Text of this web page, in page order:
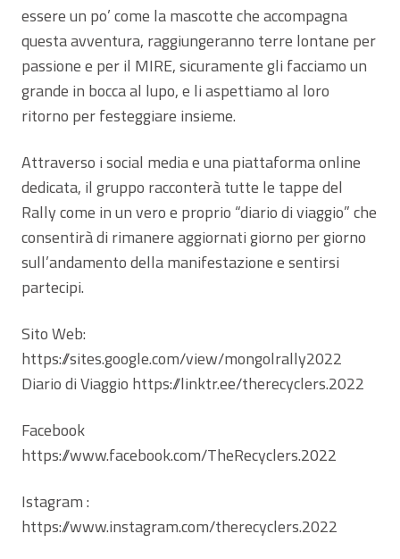
essere un po’ come la mascotte che accompagna
questa avventura, raggiungeranno terre lontane per
passione e per il MIRE, sicuramente gli facciamo un
grande in bocca al lupo, e li aspettiamo al loro
ritorno per festeggiare insieme.
Attraverso i social media e una piattaforma online
dedicata, il gruppo racconterà tutte le tappe del
Rally come in un vero e proprio “diario di viaggio” che
consentirà di rimanere aggiornati giorno per giorno
sull’andamento della manifestazione e sentirsi
partecipi.
Sito Web:
https://sites.google.com/view/mongolrally2022
Diario di Viaggio https://linktr.ee/therecyclers.2022
Facebook
https://www.facebook.com/TheRecyclers.2022
Istagram :
https://www.instagram.com/therecyclers.2022